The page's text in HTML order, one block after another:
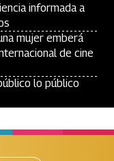
informada a
mujer emberá
de cine
lo público